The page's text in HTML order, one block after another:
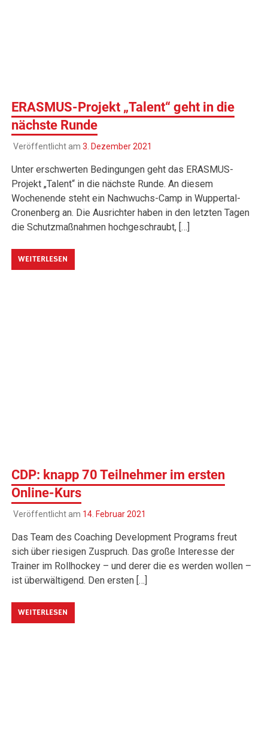
ERASMUS-Projekt „Talent“ geht in die
nächste Runde
Veröffentlicht am 3. Dezember 2021
Unter erschwerten Bedingungen geht das ERASMUS-
Projekt „Talent“ in die nächste Runde. An diesem
Wochenende steht ein Nachwuchs-Camp in Wuppertal-
Cronenberg an. Die Ausrichter haben in den letzten Tagen
die Schutzmaßnahmen hochgeschraubt, […]
WEITERLESEN
CDP: knapp 70 Teilnehmer im ersten
Online-Kurs
Veröffentlicht am 14. Februar 2021
Das Team des Coaching Development Programs freut
sich über riesigen Zuspruch. Das große Interesse der
Trainer im Rollhockey – und derer die es werden wollen –
ist überwältigend. Den ersten […]
WEITERLESEN